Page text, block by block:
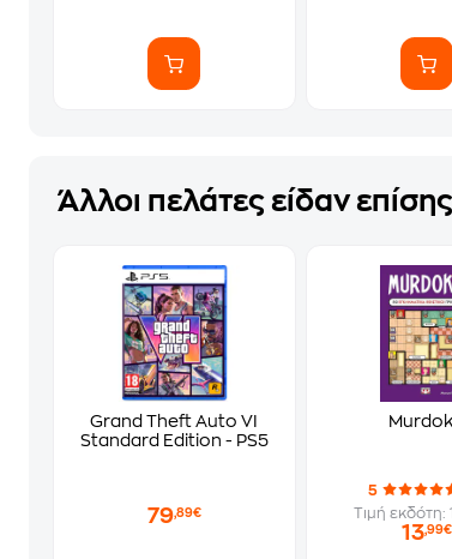
Άλλοι πελάτες είδαν επίσης
Grand Theft Auto VI
Standard Edition - PS5
79,89€
5
Τιμή
13,99€